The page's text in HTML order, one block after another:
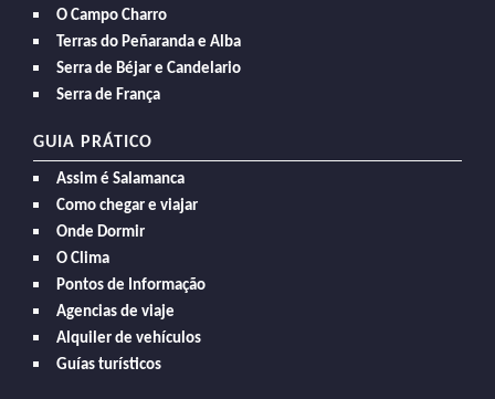
O Campo Charro
Terras do Peñaranda e Alba
Serra de Béjar e Candelario
Serra de França
GUIA PRÁTICO
Assim é Salamanca
Como chegar e viajar
Onde Dormir
O Clima
Pontos de Informação
Agencias de viaje
Alquiler de vehículos
Guías turísticos